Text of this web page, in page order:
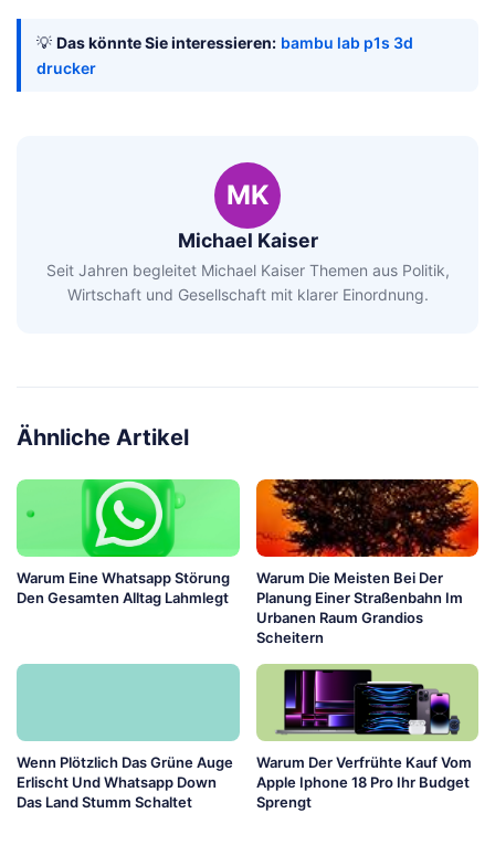
💡 Das könnte Sie interessieren: bambu lab p1s 3d
drucker
MK
Michael Kaiser
Seit Jahren begleitet Michael Kaiser Themen aus Politik,
Wirtschaft und Gesellschaft mit klarer Einordnung.
Ähnliche Artikel
Warum Eine Whatsapp Störung
Den Gesamten Alltag Lahmlegt
Warum Die Meisten Bei Der
Planung Einer Straßenbahn Im
Urbanen Raum Grandios
Scheitern
Wenn Plötzlich Das Grüne Auge
Erlischt Und Whatsapp Down
Das Land Stumm Schaltet
Warum Der Verfrühte Kauf Vom
Apple Iphone 18 Pro Ihr Budget
Sprengt